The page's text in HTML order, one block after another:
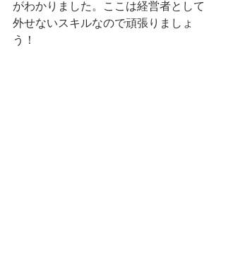
がわかりました。ここは経営者として
外せないスキルなので頑張りましょ
う！